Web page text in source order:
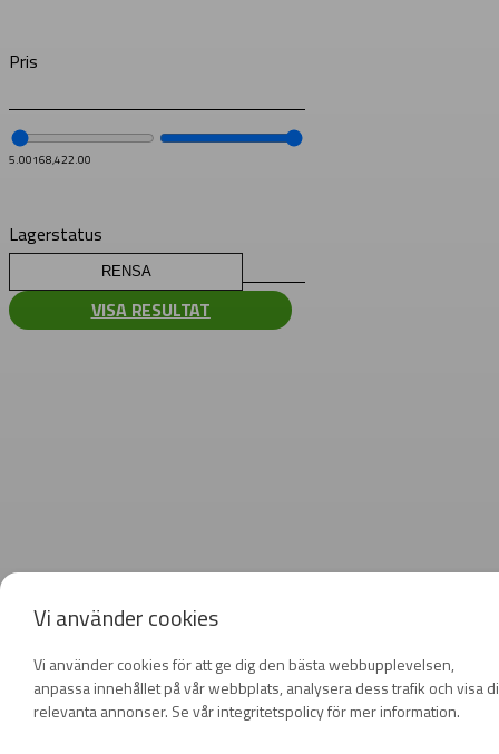
Vi använder cookies
Vi använder cookies för att ge dig den bästa webbupplevelsen,
anpassa innehållet på vår webbplats, analysera dess trafik och visa
relevanta annonser. Se vår integritetspolicy för mer information.
Pris
5.00168,422.00
Lagerstatus
RENSA
VISA RESULTAT